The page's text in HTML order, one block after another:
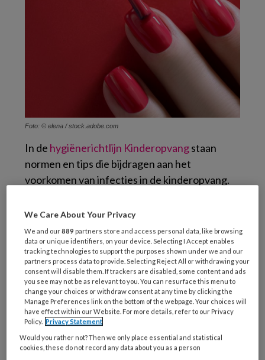
Foto: © elena / stock.adobe.com
In de hygiënerichtlijn Kinderopvangstaan
normen en tips die bijdragen aan het
voorkomen van infecties in de kinderopvang.
onderwerpen waaraan aandacht wordt
besteed. In de richtlijn wordt uitgelegd dat
nagelbedekking niet past bij hygiënisch
werken. Onder gellak, nagellak en andere
nagelbedekkingen kunnen namelijk
ziekteverwekkers gaan zitten die kunnen
leiden tot verspreiding van infectieziekten.
Verschil tussen norm en
We Care About Your Privacy
We and our889 partners store and access personal data, like browsing
data or unique identifiers, on your device. Selecting I Accept enables
tracking technologies to support the purposes shown under we and our
partners process data to provide. Selecting Reject All or withdrawing your
consent will disable them. If trackers are disabled, some content and ads
you see may not be as relevant to you. You can resurface this menu to
change your choices or withdraw consent at any time by clicking the
Manage Preferences link on the bottom of the webpage. Your choices will
have effect within our Website. For more details, refer to our Privacy
Policy. Privacy Statement
Would you rather not? Then we only place essential and statistical
cookies, these do not record any data about you as a person